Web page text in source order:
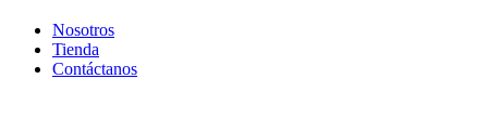
Nosotros
Tienda
Contáctanos